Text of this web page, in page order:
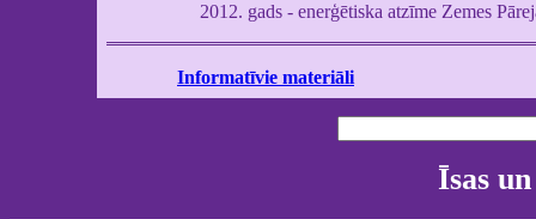
2012. gads - enerģētiska atzīme Zemes
Informatīvie materiāli
Īsas